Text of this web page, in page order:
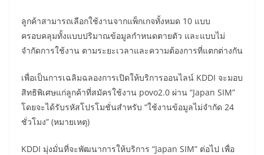
ลูกค้าสามารถเลือกใช้งานจากแพ็กเกจทั้งหมด 10 แบบ
ครอบคลุมทั้งแบบปริมาณข้อมูลกำหนดตายตัว และแบบไม่
จำกัดการใช้งาน ตามระยะเวลาและความต้องการที่แตกต่างกัน
เพื่อเป็นการเฉลิมฉลองการเปิดให้บริการออนไลน์ KDDI จะมอบ
สิทธิพิเศษแก่ลูกค้าที่สมัครใช้งาน povo2.0 ผ่าน “Japan SIM”
โดยจะได้รับรหัสโปรโมชั่นสำหรับ “ใช้งานข้อมูลไม่จำกัด 24
ชั่วโมง” (หมายเหตุ)
KDDI มุ่งมั่นที่จะพัฒนาการให้บริการ “Japan SIM” ต่อไป เพื่อ